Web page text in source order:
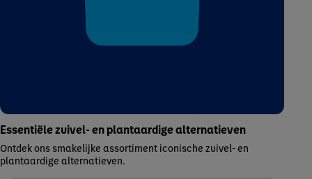
Essentiële zuivel- en plantaardige alternatieven
Ontdek ons smakelijke assortiment iconische zuivel- en
plantaardige alternatieven.